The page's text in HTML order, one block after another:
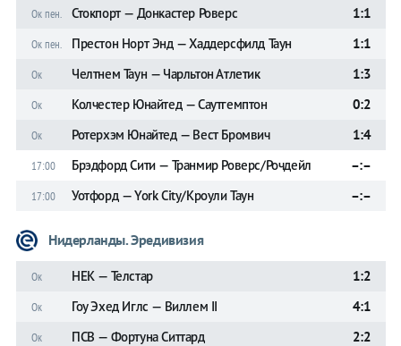
Ок пен. Стокпорт — Донкастер Роверс 1:1
Ок пен. Престон Норт Энд — Хаддерсфилд Таун 1:1
Ок Челтнем Таун — Чарльтон Атлетик 1:3
Ок Колчестер Юнайтед — Саутгемптон 0:2
Ок Ротерхэм Юнайтед — Вест Бромвич 1:4
17:00 Брэдфорд Сити — Транмир Роверс/Рочдейл –:–
17:00 Уотфорд — York City/Кроули Таун –:–
Нидерланды. Эредивизия
Ок НЕК — Телстар 1:2
Ок Гоу Эхед Иглс — Виллем II 4:1
Ок ПСВ — Фортуна Ситтард 2:2